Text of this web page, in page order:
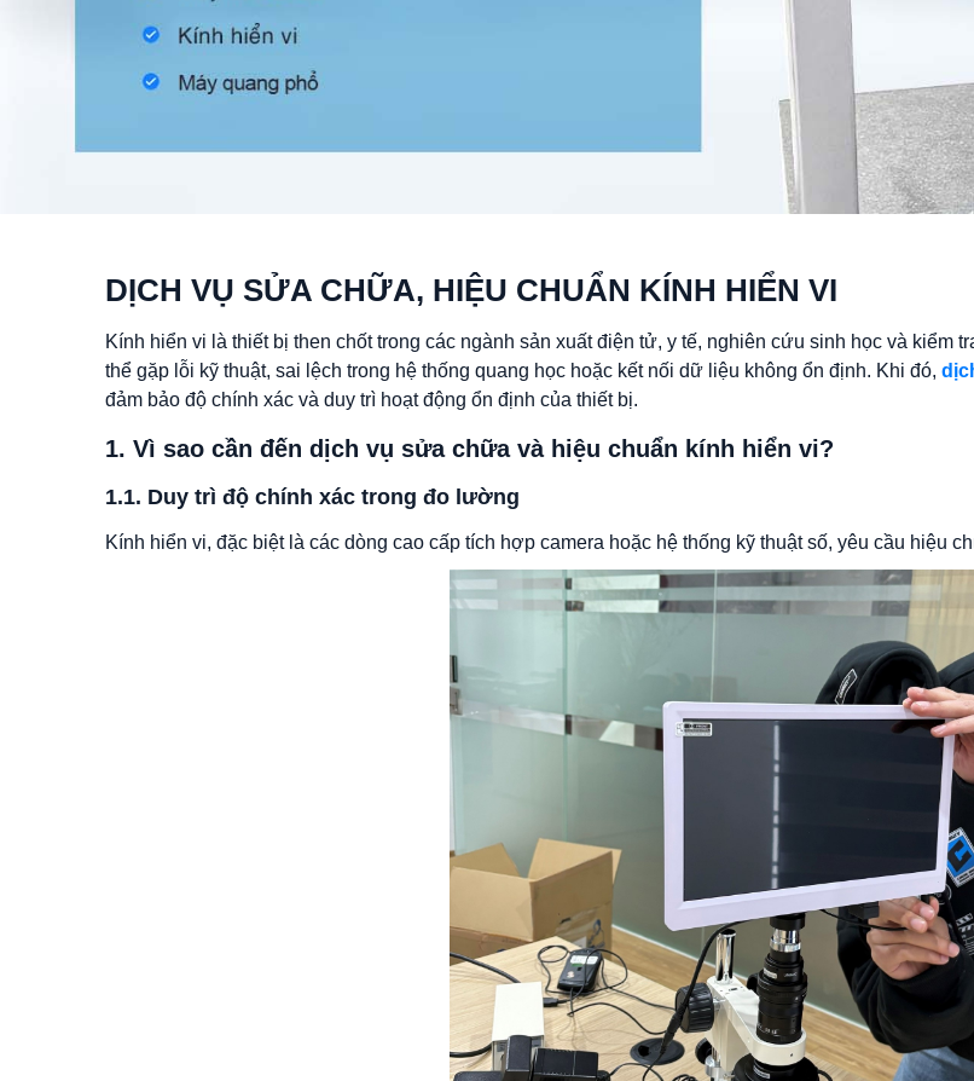
DỊCH VỤ SỬA CHỮA, HIỆU CHUẨN KÍNH HIỂN VI
Kính hiển vi là thiết bị then chốt trong các ngành sản xuất điện tử, y tế, nghiên cứu sinh học và kiểm
thể gặp lỗi kỹ thuật, sai lệch trong hệ thống quang học hoặc kết nối dữ liệu không ổn định. Khi đó,
đảm bảo độ chính xác và duy trì hoạt động ổn định của thiết bị.
1. Vì sao cần đến dịch vụ sửa chữa và hiệu chuẩn kính hiển vi?
1.1. Duy trì độ chính xác trong đo lường
Kính hiển vi, đặc biệt là các dòng cao cấp tích hợp camera hoặc hệ thống kỹ thuật số, yêu cầu hiệu